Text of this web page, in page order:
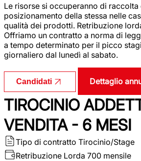
Le risorse si occuperanno di raccolta
posizionamento della stessa nelle
qualità dei prodotti. Retribuzione
Offriamo un contratto a norma di
a tempo determinato per il picco
giornaliero dal lunedì al sabato.
Candidati Dettaglio
TIROCINIO
VENDITA - 6 MESI
Tipo di contratto Tirocinio/Stage
Retribuzione Lorda 700 mensile